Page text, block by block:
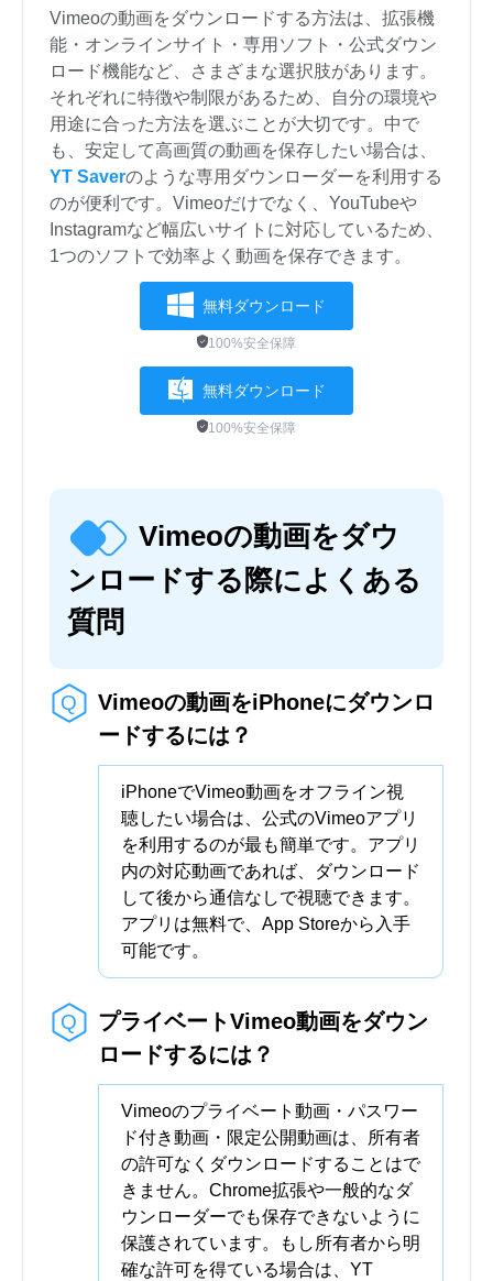
Vimeoの動画をダウンロードする方法は、拡張機
能・オンラインサイト・専用ソフト・公式ダウン
ロード機能など、さまざまな選択肢があります。
それぞれに特徴や制限があるため、自分の環境や
用途に合った方法を選ぶことが大切です。中で
も、安定して高画質の動画を保存したい場合は、
YT Saverのような専用ダウンローダーを利用する
のが便利です。Vimeoだけでなく、YouTubeや
Instagramなど幅広いサイトに対応しているため、
1つのソフトで効率よく動画を保存できます。
無料ダウンロード
100%安全保障
無料ダウンロード
100%安全保障
Vimeoの動画をダウ
ンロードする際によくある
質問
Vimeoの動画をiPhoneにダウンロ
ードするには？
iPhoneでVimeo動画をオフライン視
聴したい場合は、公式のVimeoアプリ
を利用するのが最も簡単です。アプリ
内の対応動画であれば、ダウンロード
して後から通信なしで視聴できます。
アプリは無料で、App Storeから入手
可能です。
プライベートVimeo動画をダウン
ロードするには？
Vimeoのプライベート動画・パスワー
ド付き動画・限定公開動画は、所有者
の許可なくダウンロードすることはで
きません。Chrome拡張や一般的なダ
ウンローダーでも保存できないように
保護されています。もし所有者から明
確な許可を得ている場合は、YT